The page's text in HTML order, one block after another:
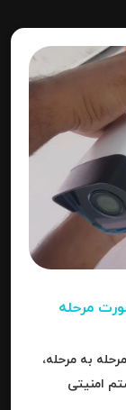
مرحله‌
به‌ مرحله،
امنیتی